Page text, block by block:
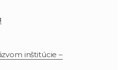
inštitúcie –